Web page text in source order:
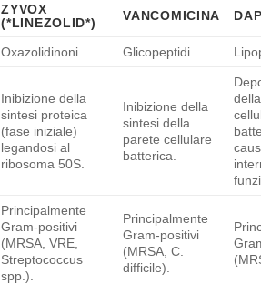
ZYVOX
(*LINEZOLID*)
VANCOMICINA
Oxazolidinoni Glicopeptidi
Inibizione della
sintesi proteica
(fase iniziale)
legandosi al
ribosoma 50S.
Inibizione della
sintesi della
parete cellulare
batterica.
Principalmente
Gram-positivi
(MRSA, VRE,
Streptococcus
spp.).
Principalmente
Gram-positivi
(MRSA, C.
difficile).